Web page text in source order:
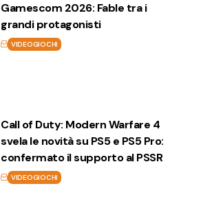
Gamescom 2026: Fable tra i
grandi protagonisti
VIDEOGIOCHI
Call of Duty: Modern Warfare 4
svela le novità su PS5 e PS5 Pro:
confermato il supporto al PSSR
VIDEOGIOCHI